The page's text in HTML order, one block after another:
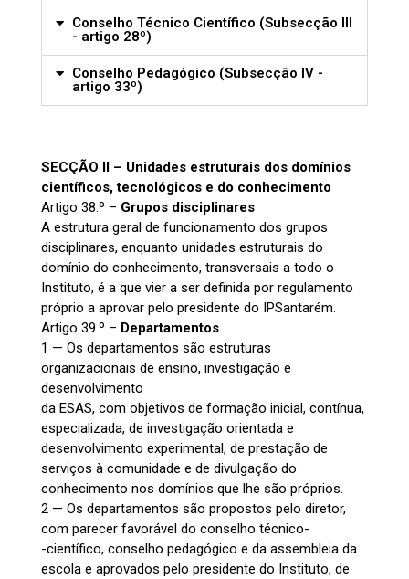
Conselho Técnico Científico (Subsecção III
- artigo 28º)
Conselho Pedagógico (Subsecção IV -
artigo 33º)
SECÇÃO II – Unidades estruturais dos domínios
científicos, tecnológicos e do conhecimento
Artigo 38.º – Grupos disciplinares
A estrutura geral de funcionamento dos grupos
disciplinares, enquanto unidades estruturais do
domínio do conhecimento, transversais a todo o
Instituto, é a que vier a ser definida por regulamento
próprio a aprovar pelo presidente do IPSantarém.
Artigo 39.º – Departamentos
1 — Os departamentos são estruturas
organizacionais de ensino, investigação e
desenvolvimento
da ESAS, com objetivos de formação inicial, contínua,
especializada, de investigação orientada e
desenvolvimento experimental, de prestação de
serviços à comunidade e de divulgação do
conhecimento nos domínios que lhe são próprios.
2 — Os departamentos são propostos pelo diretor,
com parecer favorável do conselho técnico-
-científico, conselho pedagógico e da assembleia da
escola e aprovados pelo presidente do Instituto, de